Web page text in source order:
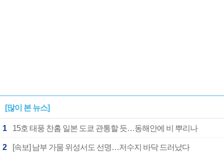
[많이 본 뉴스]
1 15호 태풍 찬홈 일본 도쿄 관통할 듯…동해안에 비 뿌리나
2 [속보] 남부 가뭄 위성서도 선명…저수지 바닥 드러났다